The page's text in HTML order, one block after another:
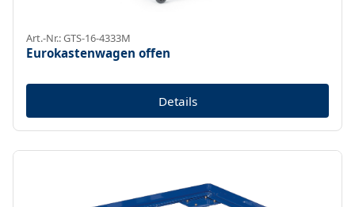
Art.-Nr.: GTS-16-4333M
Eurokastenwagen offen
Details